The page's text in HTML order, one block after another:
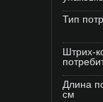
Тип
Штрих-
Длина
см